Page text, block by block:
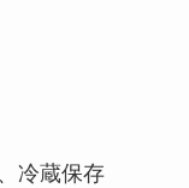
冷蔵保存